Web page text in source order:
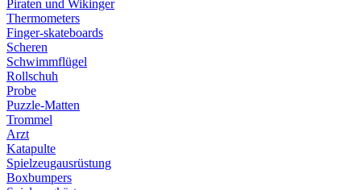
Piraten und Wikinger
Thermometers
Finger-skateboards
Scheren
Schwimmflügel
Rollschuh
Probe
Puzzle-Matten
Trommel
Arzt
Katapulte
Spielzeugausrüstung
Boxbumpers